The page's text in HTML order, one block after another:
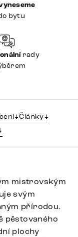
bytu
rady
Články
mistrovským
svým
přírodou.
pěstovaného
plochy